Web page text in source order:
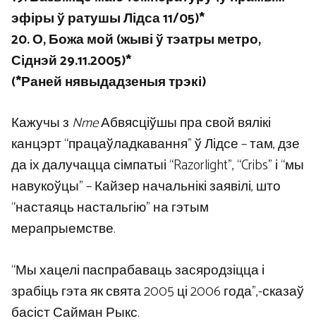
эфіры ў ратушы Лідса 11/05)*
20. О, Божа мой (жыві ў тэатры метро, ​​
Сіднэй 29.11.2005)*
(*Раней нявыдадзеныя трэкі)
Кажучы з NmeАбвясціўшы пра свой вялікі
канцэрт “працаўладкавання” ў Лідсе – там, дзе
да іх далучацца сімпатыі “Razorlight”, “Cribs” і “мы
навукоўцы” – Кайзер начальнікі заявілі, што
“настаяць настальгію” на гэтым
мерапрыемстве.
“Мы хацелі паспрабаваць засяродзіцца і
зрабіць гэта як свята 2005 ці 2006 года”,-сказаў
басіст Сайман Рыкс.